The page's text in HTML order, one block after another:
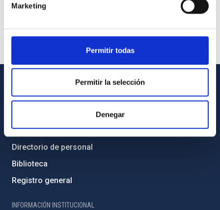
Marketing
Permitir todas
Permitir la selección
Denegar
Cómo llegar al IAC
Directorio de personal
Biblioteca
Registro general
INFORMACIÓN INSTITUCIONAL